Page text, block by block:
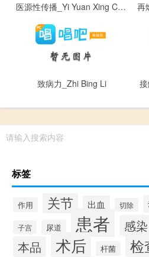
医源性传播_Yi Yuan Xing Chuan Bo
致病力_Zhi Bing Li
请输入搜索内容
标签
作用 关节 出血 切除
子宫 尿道 患者 感染
本品 术后 杆菌 检